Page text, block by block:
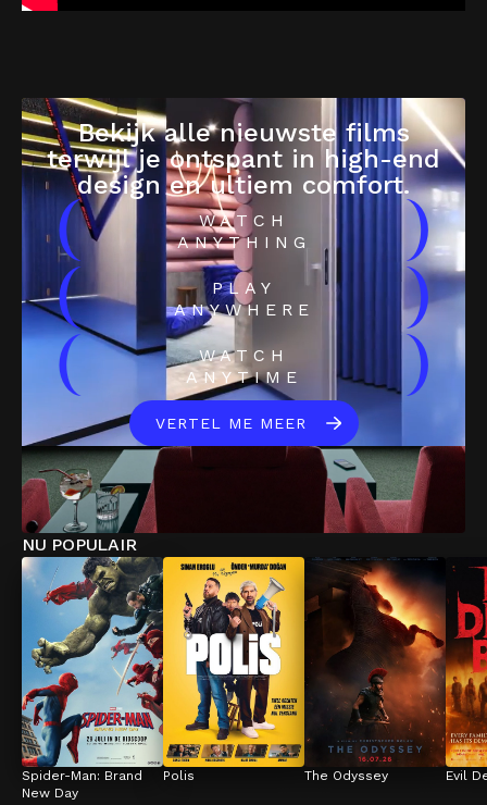
Bekijk alle nieuwste films
terwijl je ontspant in high-end
design en ultiem comfort.
(
WATCH
ANYTHING
)
(
PLAY
ANYWHERE
)
(
WATCH
ANYTIME
)
VERTEL ME MEER
NU POPULAIR
Spider-Man: Brand
New Day
Polis The Odyssey Evil